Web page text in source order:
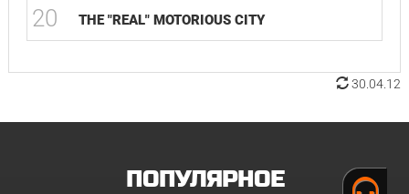
20 THE "REAL" MOTORIOUS CITY
30.04.12
ПОПУЛЯРНОЕ